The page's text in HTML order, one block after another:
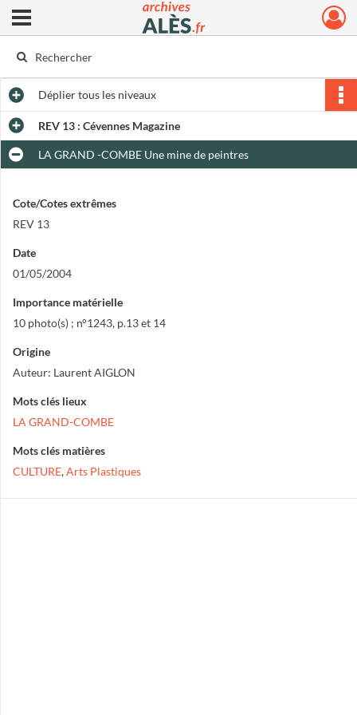
Archives municipales d'Alès
Ouvrir le menu déroulant
Dépliertous les niveaux
REV 13 : Cévennes Magazine
LA GRAND -COMBE Une mine de peintres
Cote/Cotes extrêmes
REV 13
Date
01/05/2004
Importance matérielle
10 photo(s) ; n°1243, p.13 et 14
Origine
Auteur: Laurent AIGLON
Mots clés lieux
LA GRAND-COMBE
Mots clés matières
CULTURE,Arts Plastiques